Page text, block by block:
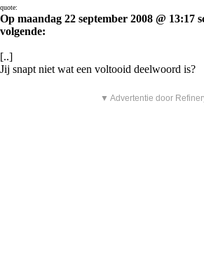
quote:
Op maandag 22 september 2008 @ 13:17
volgende:
[..]
Jij snapt niet wat een voltooid deelwoord is?
▼ Advertentie door